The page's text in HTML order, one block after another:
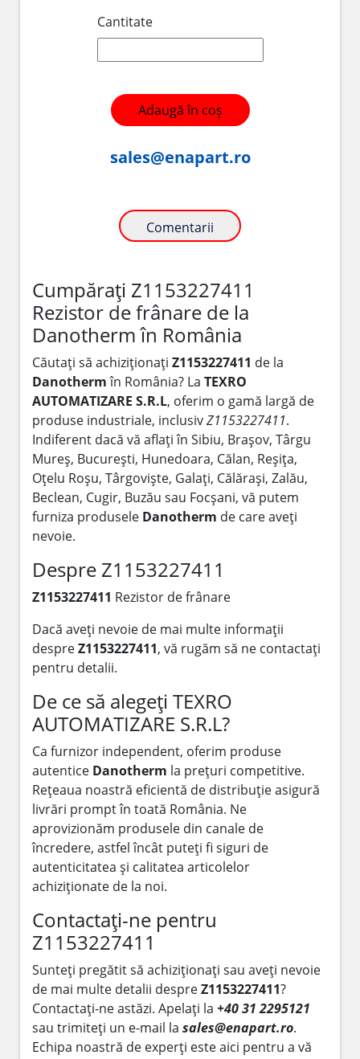
Cantitate
Adaugă în coș
sales@enapart.ro
Comentarii
Cumpărați Z1153227411
Rezistor de frânare de la
Danotherm în România
Căutați să achiziționați Z1153227411 de la
Danothermîn România? La TEXRO
AUTOMATIZARE S.R.L, oferim o gamă largă de
produse industriale, inclusivZ1153227411.
Indiferent dacă vă aflați în Sibiu, Brașov, Târgu
Mureș, București, Hunedoara, Călan, Reșița,
Oțelu Roșu, Târgoviște, Galați, Călărași, Zalău,
Beclean, Cugir, Buzău sau Focșani, vă putem
furniza produsele Danotherm de care aveți
nevoie.
Despre Z1153227411
Z1153227411 Rezistor de frânare
Dacă aveți nevoie de mai multe informații
despreZ1153227411, vă rugăm să ne contactați
pentru detalii.
De ce să alegeți TEXRO
AUTOMATIZARE S.R.L?
Ca furnizor independent, oferim produse
autentice Danotherm la prețuri competitive.
Rețeaua noastră eficientă de distribuție asigură
livrări prompt în toată România. Ne
aprovizionăm produsele din canale de
încredere, astfel încât puteți fi siguri de
autenticitatea și calitatea articolelor
achiziționate de la noi.
Contactați-ne pentru
Z1153227411
Sunteți pregătit să achiziționați sau aveți nevoie
de mai multe detalii despreZ1153227411?
Contactați-ne astăzi. Apelați la +40 31 2295121
sau trimiteți un e-mail la sales@enapart.ro.
Echipa noastră de experți este aici pentru a vă